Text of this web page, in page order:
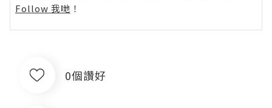
Follow 我哋 ！
0個讚好